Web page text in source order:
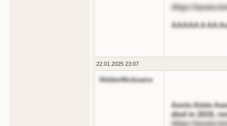
dttgs://
AAAAA A AA
22.01.2025 23:07
HiddenNickname
Anrtn Aintn
died in 2019,
dttgs://